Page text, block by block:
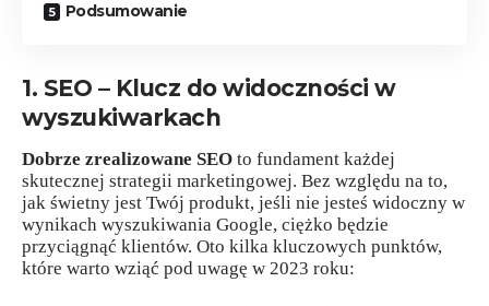
Podsumowanie
1. SEO – Klucz do widoczności w
wyszukiwarkach
Dobrze zrealizowane SEO to fundament każdej
skutecznej strategii marketingowej. Bez względu na to,
jak świetny jest Twój produkt, jeśli nie jesteś widoczny w
wynikach wyszukiwania Google, ciężko będzie
przyciągnąć klientów. Oto kilka kluczowych punktów,
które warto wziąć pod uwagę w 2023 roku: